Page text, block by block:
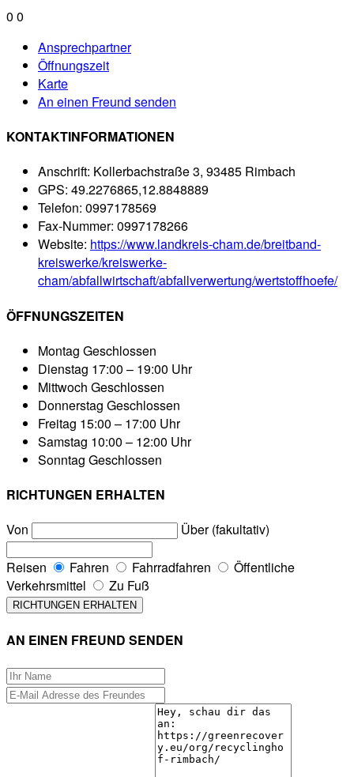
0 0
Ansprechpartner
Öffnungszeit
Karte
An einen Freund senden
KONTAKTINFORMATIONEN
Anschrift: Kollerbachstraße 3, 93485 Rimbach
GPS: 49.2276865,12.8848889
Telefon: 0997178569
Fax-Nummer: 0997178266
Website: https://www.landkreis-cham.de/breitband-
kreiswerke/kreiswerke-
cham/abfallwirtschaft/abfallverwertung/wertstoffhoefe/
ÖFFNUNGSZEITEN
Montag Geschlossen
Dienstag 17:00 – 19:00 Uhr
Mittwoch Geschlossen
Donnerstag Geschlossen
Freitag 15:00 – 17:00 Uhr
Samstag 10:00 – 12:00 Uhr
Sonntag Geschlossen
RICHTUNGEN ERHALTEN
Von
Über (fakultativ)
Reisen Fahren Fahrradfahren
Öffentliche
Verkehrsmittel
Zu Fuß
AN EINEN FREUND SENDEN